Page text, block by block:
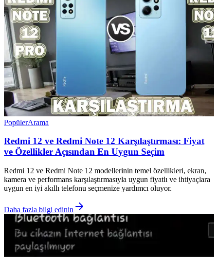
PopülerArama
Redmi 12 ve Redmi Note 12 Karşılaştırması: Fiyat
ve Özellikler Açısından En Uygun Seçim
Redmi 12 ve Redmi Note 12 modellerinin temel özellikleri, ekran,
kamera ve performans karşılaştırmasıyla uygun fiyatlı ve ihtiyaçlara
uygun en iyi akıllı telefonu seçmenize yardımcı oluyor.
Daha fazla bilgi edinin